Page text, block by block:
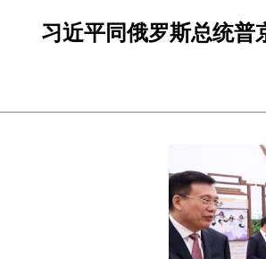
习近平同俄罗斯总统普